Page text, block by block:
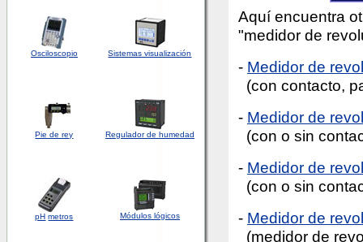
Osciloscopio Sistemas visualización
Pie de rey Regulador de humedad
pH metros Módulos lógicos
Aquí encuentra
"medidor de
- Medidor de
(con contacto,
- Medidor de
(con o sin
- Medidor de
(con o sin
- Medidor de
(medidor de